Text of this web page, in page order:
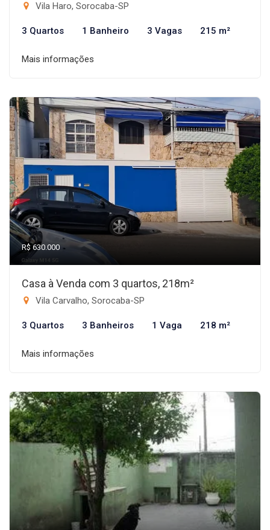
Vila Haro, Sorocaba-SP
3 Quartos 1 Banheiro 3 Vagas 215 m²
Mais informações
R$ 630.000
Casa à Venda com 3 quartos, 218m²
Vila Carvalho, Sorocaba-SP
3 Quartos 3 Banheiros 1 Vaga 218 m²
Mais informações